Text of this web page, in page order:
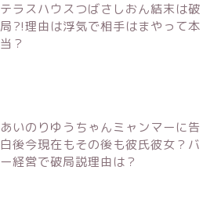
テラスハウスつばさしおん結末は破
局?!理由は浮気で相手はまやって本
当？
あいのりゆうちゃんミャンマーに告
白後今現在もその後も彼氏彼女？バ
ー経営で破局説理由は？